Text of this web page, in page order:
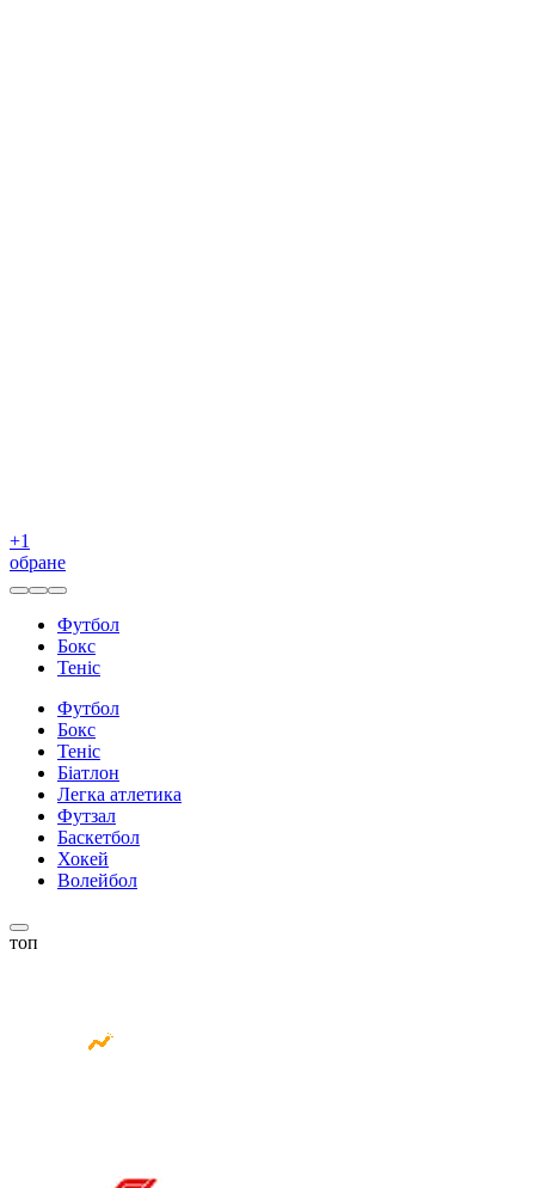
+1
обране
Футбол
Бокс
Теніс
Футбол
Бокс
Теніс
Біатлон
Легка атлетика
Футзал
Баскетбол
Хокей
Волейбол
топ